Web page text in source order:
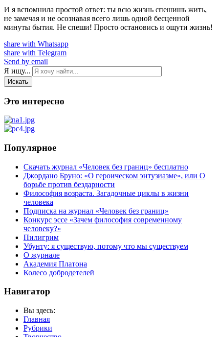
И я вспомнила простой ответ: ты всю жизнь спешишь жить,
не замечая и не осознавая всего лишь одной бесценной
минуты бытия. Не спеши! Просто остановись и ощути жизнь!
share with Whatsapp
share with Telegram
Send by email
Я ищу...
Искать
Это интересно
Популярное
Скачать журнал «Человек без границ» бесплатно
Джордано Бруно: «О героическом энтузиазме», или О
борьбе против бездарности
Философия возраста. Загадочные циклы в жизни
человека
Подписка на журнал «Человек без границ»
Конкурс эссе «Зачем философия современному
человеку?»
Пилигрим
Убунту: я существую, потому что мы существуем
О журнале
Академия Платона
Колесо добродетелей
Навигатор
Вы здесь:
Главная
Рубрики